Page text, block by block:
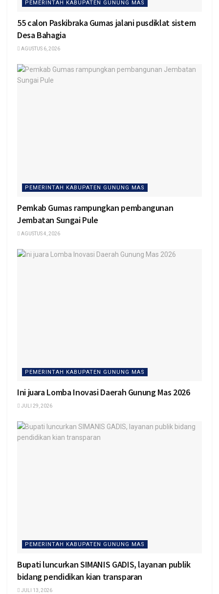
PEMERINTAH KABUPATEN GUNUNG MAS
55 calon Paskibraka Gumas jalani pusdiklat sistem
Desa Bahagia
AGUSTUS 6, 2026
PEMERINTAH KABUPATEN GUNUNG MAS
Pemkab Gumas rampungkan pembangunan
Jembatan Sungai Pule
AGUSTUS 4, 2026
PEMERINTAH KABUPATEN GUNUNG MAS
Ini juara Lomba Inovasi Daerah Gunung Mas 2026
JULI 29, 2026
PEMERINTAH KABUPATEN GUNUNG MAS
Bupati luncurkan SIMANIS GADIS, layanan publik
bidang pendidikan kian transparan
JULI 13, 2026